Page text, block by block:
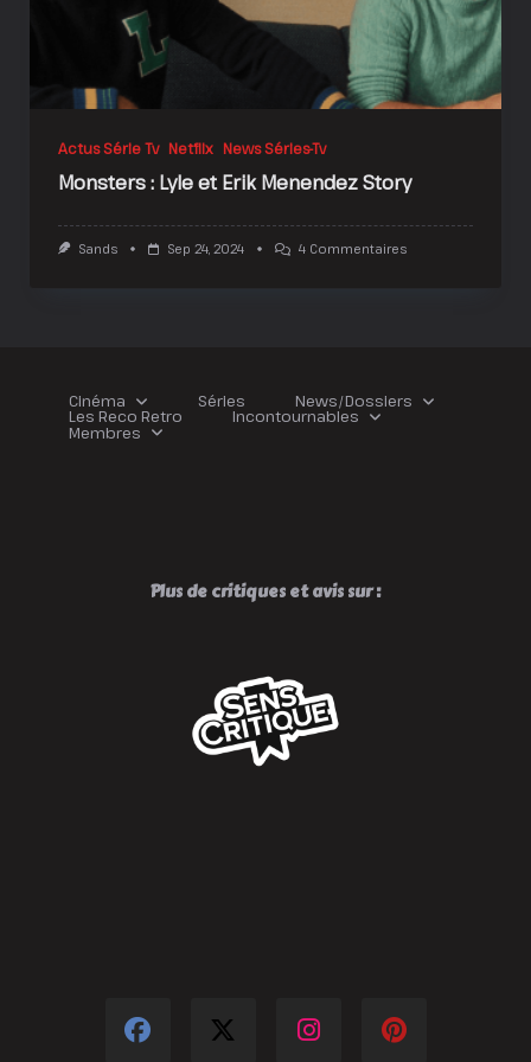
Actus Série Tv Netflix News Séries-Tv
Monsters : Lyle et Erik Menendez Story
Sands Sep 24, 2024 4 CommentairesSur
Cinéma Séries News/Dossiers
Les Reco Retro Incontournables
Membres
Plus de critiques et avis sur :